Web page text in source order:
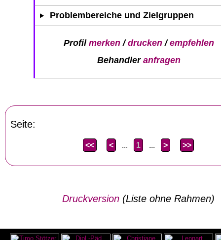
Problembereiche und Zielgruppen
Profil merken/drucken/empfehlen
Behandler anfragen
Seite:
<< < ... 1 ... > >>
Druckversion(Liste ohne Rahmen)